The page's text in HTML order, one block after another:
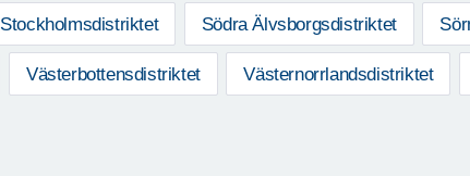
Stockholmsdistriktet Södra Älvsborgsdistriktet
Västerbottensdistriktet Västernorrlandsdistriktet